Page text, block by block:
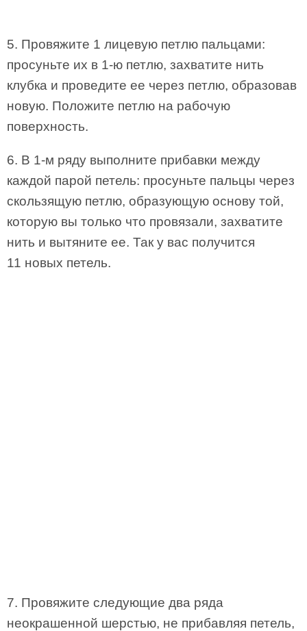
5. Провяжите 1 лицевую петлю пальцами:
просуньте их в 1-ю петлю, захватите нить
клубка и проведите ее через петлю, образовав
новую. Положите петлю на рабочую
поверхность.
6. В 1-м ряду выполните прибавки между
каждой парой петель: просуньте пальцы через
скользящую петлю, образующую основу той,
которую вы только что провязали, захватите
нить и вытяните ее. Так у вас получится
11 новых петель.
7. Провяжите следующие два ряда
неокрашенной шерстью, не прибавляя петель,